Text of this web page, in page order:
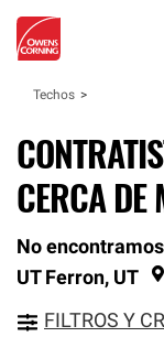
Techos
CERCA
No
UT Ferron, UT
FILTROS Y